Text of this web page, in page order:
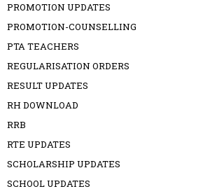
PROMOTION UPDATES
PROMOTION-COUNSELLING
PTA TEACHERS
REGULARISATION ORDERS
RESULT UPDATES
RH DOWNLOAD
RRB
RTE UPDATES
SCHOLARSHIP UPDATES
SCHOOL UPDATES